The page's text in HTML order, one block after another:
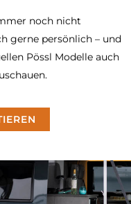
noch nicht
gerne persönlich – und
Pössl Modelle auch